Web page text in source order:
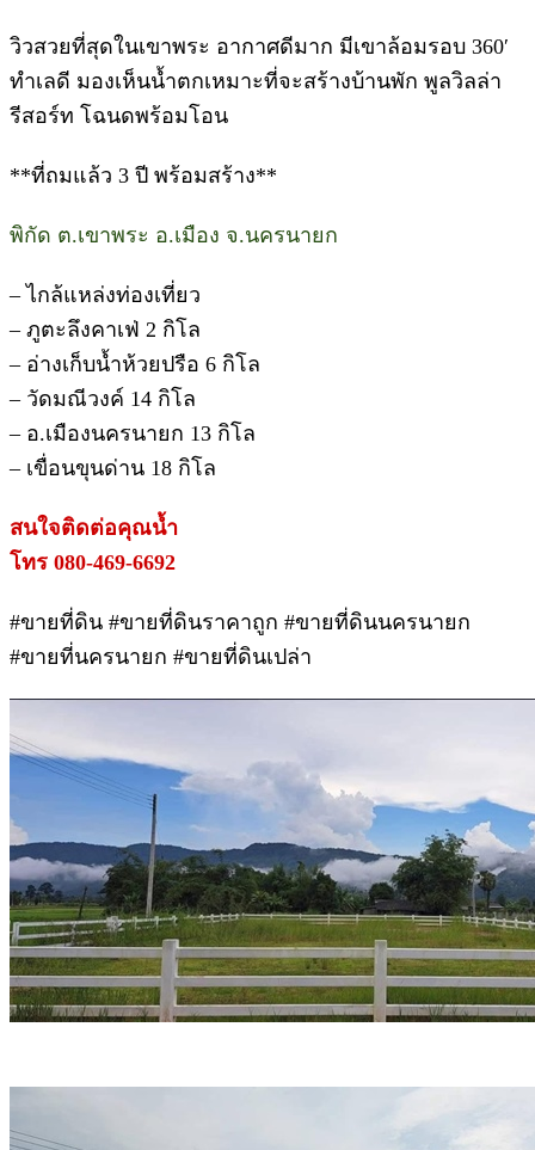
วิวสวยที่สุดในเขาพระ อากาศดีมาก มีเขาล้อมรอบ 360′
ทำเลดี มองเห็นน้ำตกเหมาะที่จะสร้างบ้านพัก พูลวิลล่า
รีสอร์ท โฉนดพร้อมโอน
**ที่ถมแล้ว 3 ปี พร้อมสร้าง**
พิกัด ต.เขาพระ อ.เมือง จ.นครนายก
– ไกล้แหล่งท่องเที่ยว
– ภูตะลึงคาเฟ่ 2 กิโล
– อ่างเก็บน้ำห้วยปรือ 6 กิโล
– วัดมณีวงค์ 14 กิโล
– อ.เมืองนครนายก 13 กิโล
– เขื่อนขุนด่าน 18 กิโล
สนใจติดต่อคุณน้ำ
โทร 080-469-6692
#ขายที่ดิน #ขายที่ดินราคาถูก #ขายที่ดินนครนายก
#ขายที่นครนายก #ขายที่ดินเปล่า